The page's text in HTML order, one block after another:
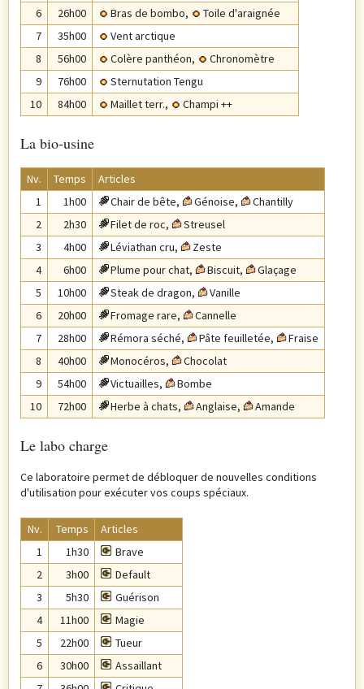
6
26h00 Bras de bombo,
Toile d'araignée
7
35h00
Vent arctique
8
56h00 Colère panthéon,
Chronomètre
9
76h00
Sternutation Tengu
10
84h00 Maillet terr., Champi ++
La bio-usine
Nv. Temps
Articles
1
1h00 Chair de bête, Génoise,
Chantilly
2
2h30 Filet de roc,
Streusel
3
4h00 Léviathan cru,
Zeste
4
6h00 Plume pour chat, Biscuit,
Glaçage
5
10h00 Steak de dragon,
Vanille
6
20h00 Fromage rare,
Cannelle
7
28h00 Rémora séché, Pâte feuilletée,
Fraise
8
40h00 Monocéros,
Chocolat
9
54h00 Victuailles,
Bombe
10
72h00 Herbe à chats, Anglaise, Amande
Le labo charge
Ce laboratoire permet de débloquer de nouvelles conditions
d'utilisation pour exécuter vos coups spéciaux.
Nv. Temps
Articles
1
1h30
Brave
2
3h00
Default
3
5h30
Guérison
4
11h00
Magie
5
22h00
Tueur
6
30h00
Assaillant